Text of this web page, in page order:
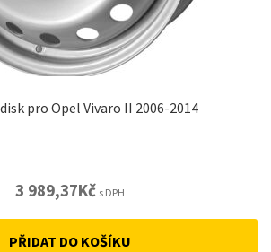
pro Opel Vivaro II 2006-2014
3 989,37Kč s DPH
PŘIDAT DO KOŠÍKU